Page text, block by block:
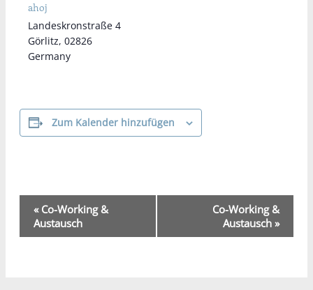
ahoj
Landeskronstraße 4
Görlitz, 02826
Germany
Zum Kalender hinzufügen
Veranstaltung-
Navigation
«Co-Working &
Austausch
Co-Working &
Austausch »